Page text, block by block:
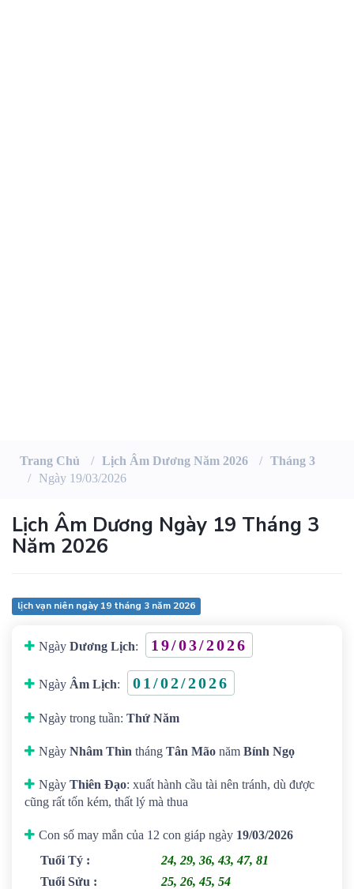
Trang Chủ Lịch Âm Dương Năm 2026
Tháng 3
Ngày 19/03/2026
Lịch Âm Dương Ngày 19 Tháng 3
Năm 2026
lịch vạn niên ngày 19 tháng 3 năm 2026
Ngày Dương Lịch: 19/03/2026
Ngày Âm Lịch: 01/02/2026
Ngày trong tuần: Thứ Năm
Ngày Nhâm Thìn tháng Tân Mão năm Bính Ngọ
Ngày Thiên Đạo: xuất hành cầu tài nên tránh, dù được
cũng rất tốn kém, thất lý mà thua
Con số may mắn của 12 con giáp ngày 19/03/2026
Tuổi Tý :
24, 29, 36, 43, 47, 81
Tuổi Sửu :
25, 26, 45, 54